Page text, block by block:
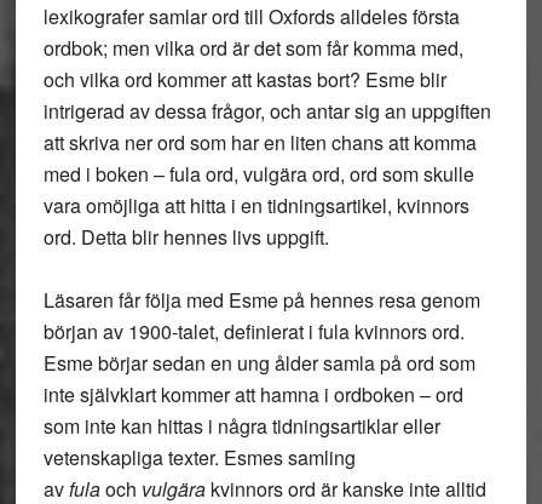
lexikografer samlar ord till Oxfords alldeles första
ordbok; men vilka ord är det som får komma med,
och vilka ord kommer att kastas bort? Esme blir
intrigerad av dessa frågor, och antar sig an uppgiften
att skriva ner ord som har en liten chans att komma
med i boken – fula ord, vulgära ord, ord som skulle
vara omöjliga att hitta i en tidningsartikel, kvinnors
ord. Detta blir hennes livs uppgift.
Läsaren får följa med Esme på hennes resa genom
början av 1900-talet, definierat i fula kvinnors ord.
Esme börjar sedan en ung ålder samla på ord som
inte självklart kommer att hamna i ordboken – ord
som inte kan hittas i några tidningsartiklar eller
vetenskapliga texter. Esmes samling
avfulaoch vulgära kvinnors ord är kanske inte alltid